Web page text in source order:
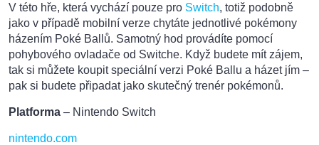
V této hře, která vychází pouze pro Switch, totiž podobně
jako v případě mobilní verze chytáte jednotlivé pokémony
házením Poké Ballů. Samotný hod provádíte pomocí
pohybového ovladače od Switche. Když budete mít zájem,
tak si můžete koupit speciální verzi Poké Ballu a házet jím –
pak si budete připadat jako skutečný trenér pokémonů.
Platforma – Nintendo Switch
nintendo.com